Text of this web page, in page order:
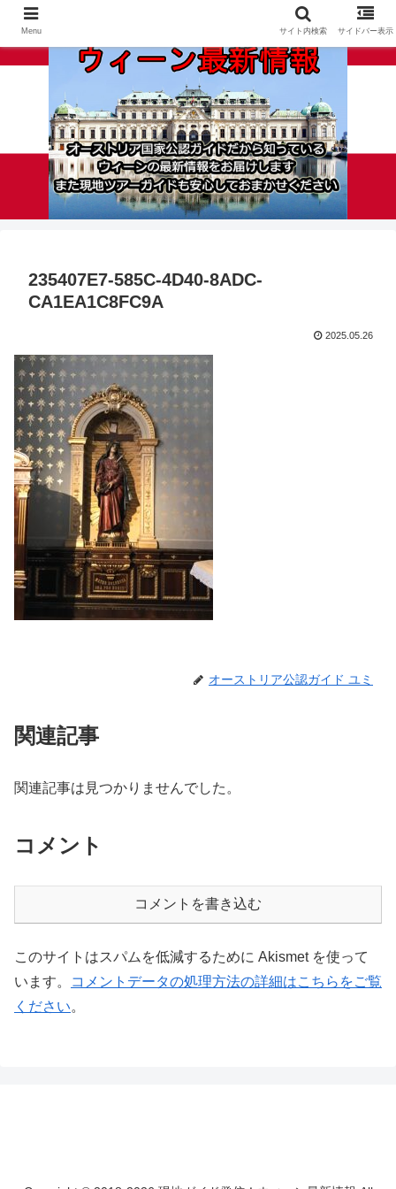
235407E7-585C-4D40-8ADC-
CA1EA1C8FC9A
2025.05.26
オーストリア公認ガイド ユミ
関連記事
関連記事は見つかりませんでした。
コメント
コメントを書き込む
このサイトはスパムを低減するために Akismet を使って
います。
コメントデータの処理方法の詳細はこちらをご覧
ください。
Menu サイト内検索 サイドバー表示